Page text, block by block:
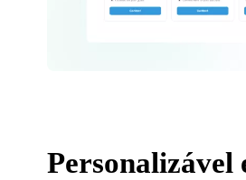
Personalizável